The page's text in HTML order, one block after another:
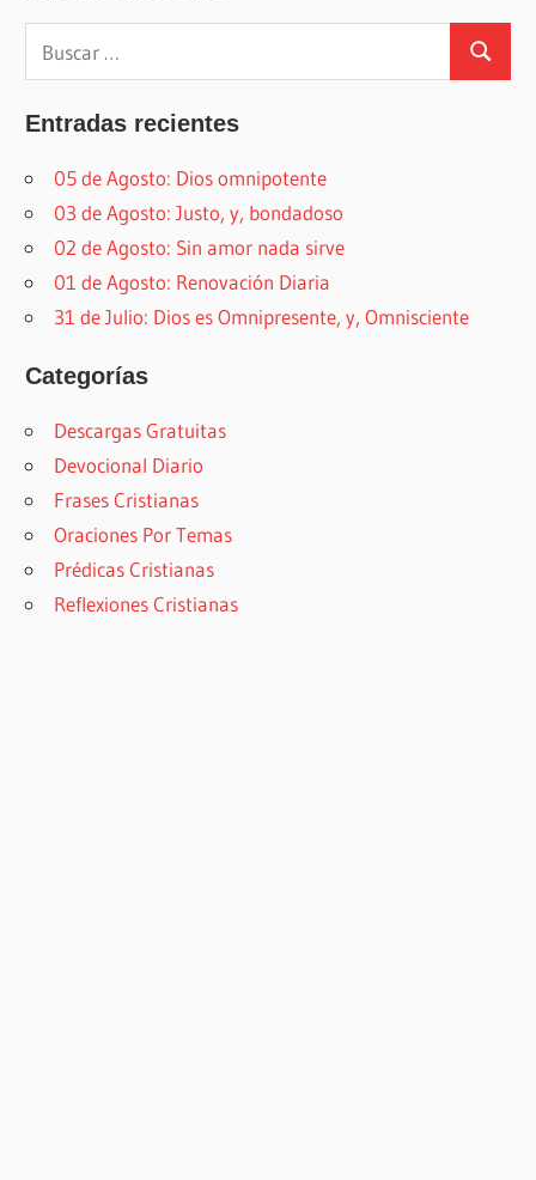
Buscar
Entradas recientes
05 de Agosto: Dios omnipotente
03 de Agosto: Justo, y, bondadoso
02 de Agosto: Sin amor nada sirve
01 de Agosto: Renovación Diaria
31 de Julio: Dios es Omnipresente, y, Omnisciente
Categorías
Descargas Gratuitas
Devocional Diario
Frases Cristianas
Oraciones Por Temas
Prédicas Cristianas
Reflexiones Cristianas